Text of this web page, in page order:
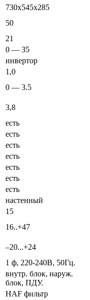
730x545x285
50
21
0 — 35
инвертор
1,0
0 — 3.5
3,8
есть
есть
есть
есть
есть
есть
есть
настенный
15
16..+47
–20...+24
1 ф, 220-240В, 50Гц.
внутр. блок, наруж.
блок, ПДУ.
HAF фильтр